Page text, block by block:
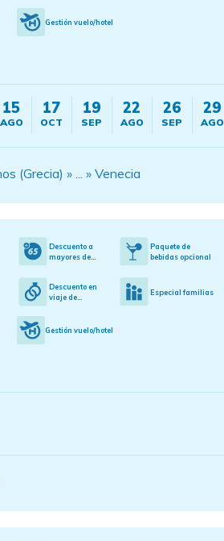
Gestión vuelo/hotel
15
AGO
17
OCT
19
SEP
22
AGO
26
SEP
29
AGO
(Grecia) » ... » Venecia
Descuento a
mayores de...
Paquete de
bebidas opcional
Descuento en
viaje de...
Especial familias
Gestión vuelo/hotel